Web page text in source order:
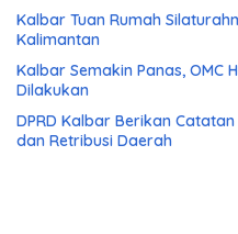
Kalbar Tuan Rumah
Kalimantan
Kalbar Semakin Panas, OMC
Dilakukan
DPRD Kalbar Berikan
dan Retribusi Daerah